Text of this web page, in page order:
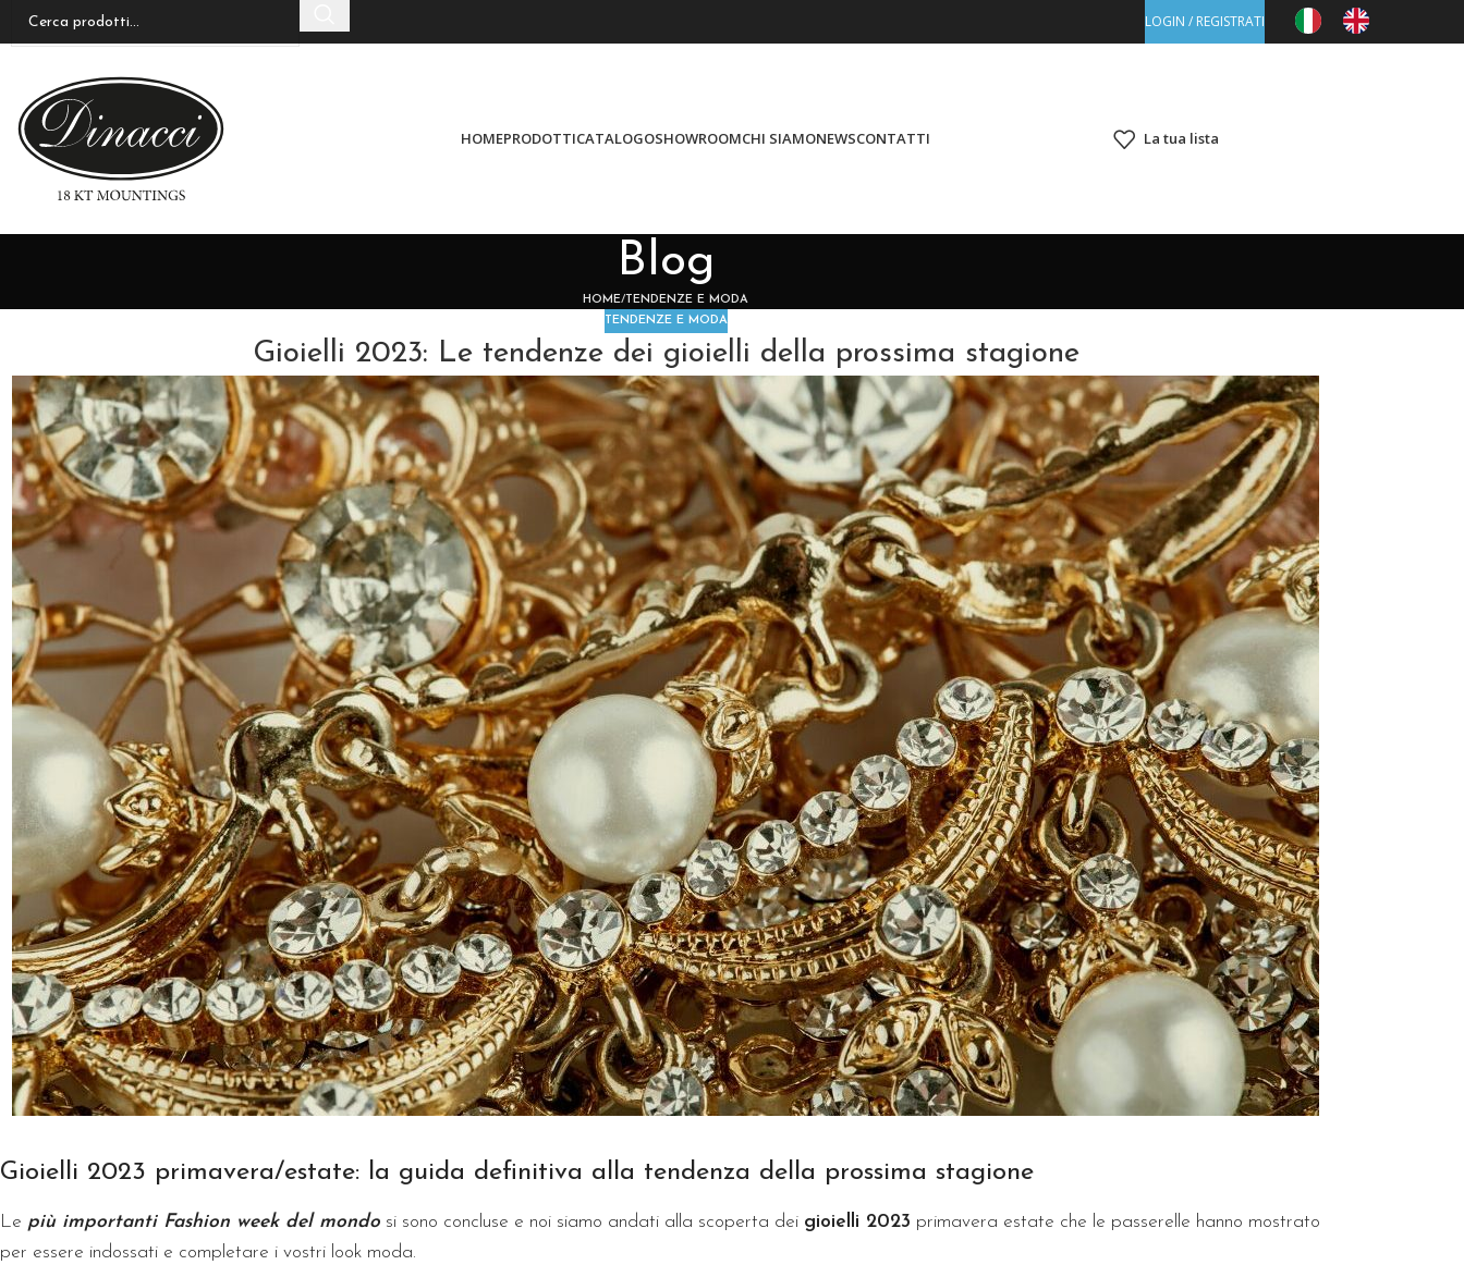
LOGIN / REGISTRATI
HOMEPRODOTTICATALOGOSHOWROOMCHI SIAMONEWSCONTATTI La tua lista
Blog
HOME
TENDENZE E MODA
TENDENZE E MODA
Gioielli 2023: Le tendenze dei gioielli della prossima stagione
Gioielli 2023 primavera/estate: la guida definitiva alla tendenza della prossima stagione
Le più importanti Fashion week del mondo si sono concluse e noi siamo andati alla scoperta dei gioielli 2023 primavera estate che le passerelle hanno mostrato
per essere indossati e completare i vostri look moda.